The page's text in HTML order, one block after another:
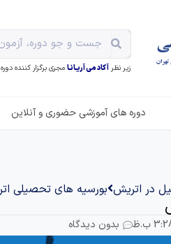
زیر نظر آکادمی آریـانـامجری برگزار کننده
دوره های آموزشی حضوری و آنلاین
در اتریش بورسیه های تحصیلی
ب.ظ بدون دیدگاه